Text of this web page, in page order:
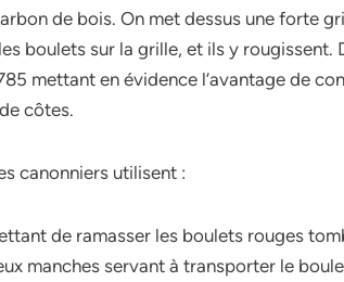
de bois. On met dessus une forte
boulets sur la grille, et ils y rougissent.
mettant en évidence l’avantage de
côtes.
canonniers utilisent :
de ramasser les boulets rouges
manches servant à transporter le